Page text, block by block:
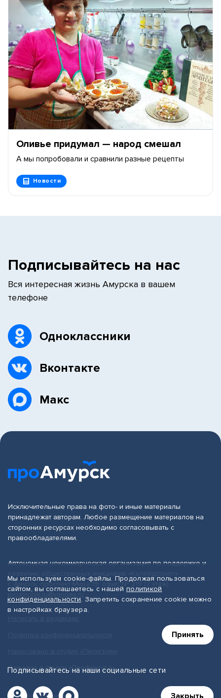
Оливье придумал — народ смешал
А мы попробовали и сравнили разные рецепты
Новости
Подписывайтесь на нас
Вся интересная жизнь Амурска в вашем
телефоне
Одноклассники
Вконтакте
Макс
Исключительные права на фото- и иные материалы
принадлежат авторам. Любое размещение материалов на
сторонних ресурсах необходимо согласовывать с
правообладателями.
Автономная некоммерческая организация по поддержке и
г. Амурск, проспект Мира 19, офис № 219 (2 этаж)
proamursk.ru@yandex.ru
Сделано в студии «Перфектура»
© 2026, ПроАмурск
Мы используем cookie-файлы. Продолжая пользоваться
сайтом, вы соглашаетесь с нашей политикой
конфиденциальности. Запретить сохранение cookie можно
в настройках браузера.
Принять
Подписывайтесь на наши социальные сети
Закрыть